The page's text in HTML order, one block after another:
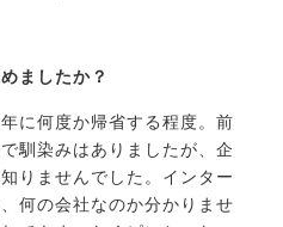
ましたか？
に何度か帰省する程度。前
馴染みはありましたが、企
りませんでした。インター
何の会社なのか分かりませ